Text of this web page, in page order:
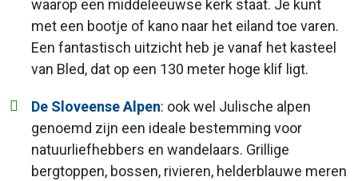
waarop een middeleeuwse kerk staat. Je kunt
met een bootje of kano naar het eiland toe varen.
Een fantastisch uitzicht heb je vanaf het kasteel
van Bled, dat op een 130 meter hoge klif ligt.
De Sloveense Alpen: ook wel Julische alpen
genoemd zijn een ideale bestemming voor
natuurliefhebbers en wandelaars. Grillige
bergtoppen, bossen, rivieren, helderblauwe meren